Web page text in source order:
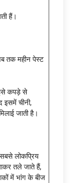
हैं।
तक महीन पेस्ट
इसे कपड़े से
इसमें चीनी,
जाती है।
सबसे लोकप्रिय
तले जाते हैं,
में भांग के बीज